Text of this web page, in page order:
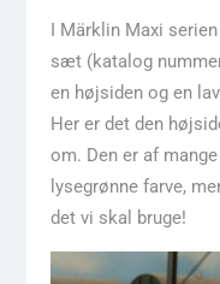
I Märklin Maxi
sæt (katalog
en højsiden og en
Her er det den
om. Den er af
lysegrønne farve,
det vi skal bruge!